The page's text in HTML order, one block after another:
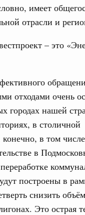
имеет
отрасли и
– это
отходами очень
городах нашей
в столичной
конечно, в том
в
построены в
снизить
Это
«Инфраструктура
200
для
Кравцов и
открытий»
союз.